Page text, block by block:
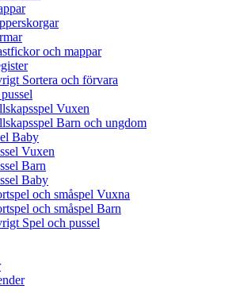
och mappar
Sortera och förvara
Vuxen
Barn och ungdom
Baby
Vuxen
Barn
Baby
och småspel Vuxna
och småspel Barn
Spel och pussel